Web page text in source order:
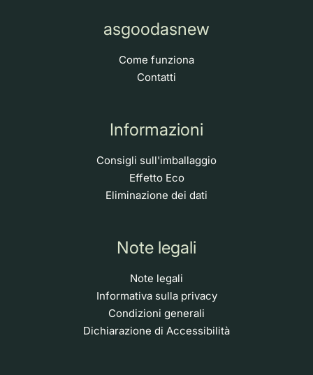
asgoodasnew
Come funziona
Contatti
Informazioni
Consigli sull'imballaggio
Effetto Eco
Eliminazione dei dati
Note legali
Note legali
Informativa sulla privacy
Condizioni generali
Dichiarazione di Accessibilità